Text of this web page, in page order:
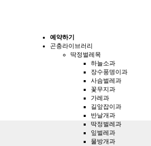
예약하기
곤충라이브러리
딱정벌레목
하늘소과
장수풍뎅이과
사슴벌레과
꽃무지과
가레과
길앞잡이과
반날개과
딱정벌레과
잎벌레과
물방개과